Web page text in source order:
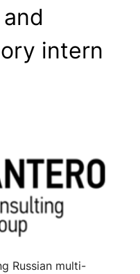
intern
Russian multi-